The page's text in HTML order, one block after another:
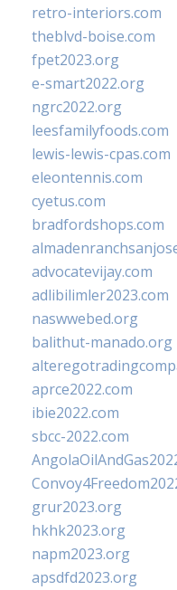
retro-interiors.com
theblvd-boise.com
fpet2023.org
e-smart2022.org
ngrc2022.org
leesfamilyfoods.com
lewis-lewis-cpas.com
eleontennis.com
cyetus.com
bradfordshops.com
advocatevijay.com
adlibilimler2023.com
naswwebed.org
balithut-manado.org
aprce2022.com
ibie2022.com
sbcc-2022.com
grur2023.org
hkhk2023.org
napm2023.org
apsdfd2023.org